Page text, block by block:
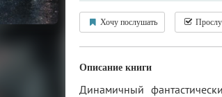
Хочу послушать
Описание книги
Динамичный